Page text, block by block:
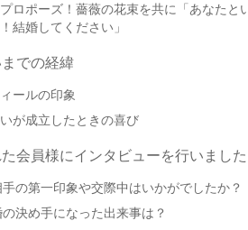
ロポーズ！薔薇の花束を共に「あなたと
結婚してください」
での経緯
ールの印象
が成立したときの喜び
会員様にインタビューを行いました
手の第一印象や交際中はいかがでしたか？
の決め手になった出来事は？